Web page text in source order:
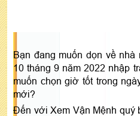
Bạn đang muốn dọn về
10 tháng 9 năm 2022 nhập
muốn chọn giờ tốt trong
mới?
Đến với Xem Vận Mệnh quý